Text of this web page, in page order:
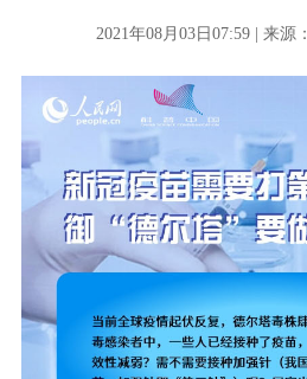
2021年08月03日07:59 | 来源：